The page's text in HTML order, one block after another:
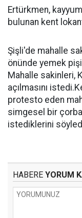
Ertürkmen,
bulunan kent
Şişli'de mahalle
önünde yemek
Mahalle sakinleri,
açılmasını
protesto eden
simgesel bir
istediklerini
HABERE YORUM